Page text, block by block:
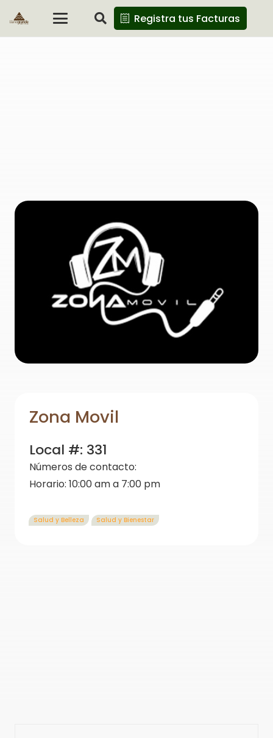
Registra tus Facturas
Zona Movil
Local #: 331
Números de contacto:
Horario: 10:00 am a 7:00 pm
Salud y Belleza Salud y Bienestar